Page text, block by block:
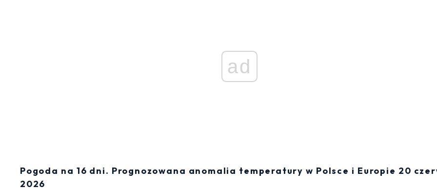
ad
Pogoda na 16 dni. Prognozowana anomalia temperatury w Polsce i Europie 20
2026